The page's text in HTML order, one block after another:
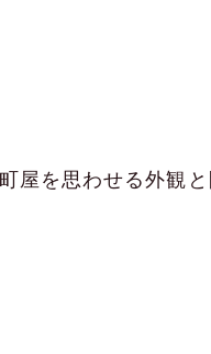
屋を思わせる外観